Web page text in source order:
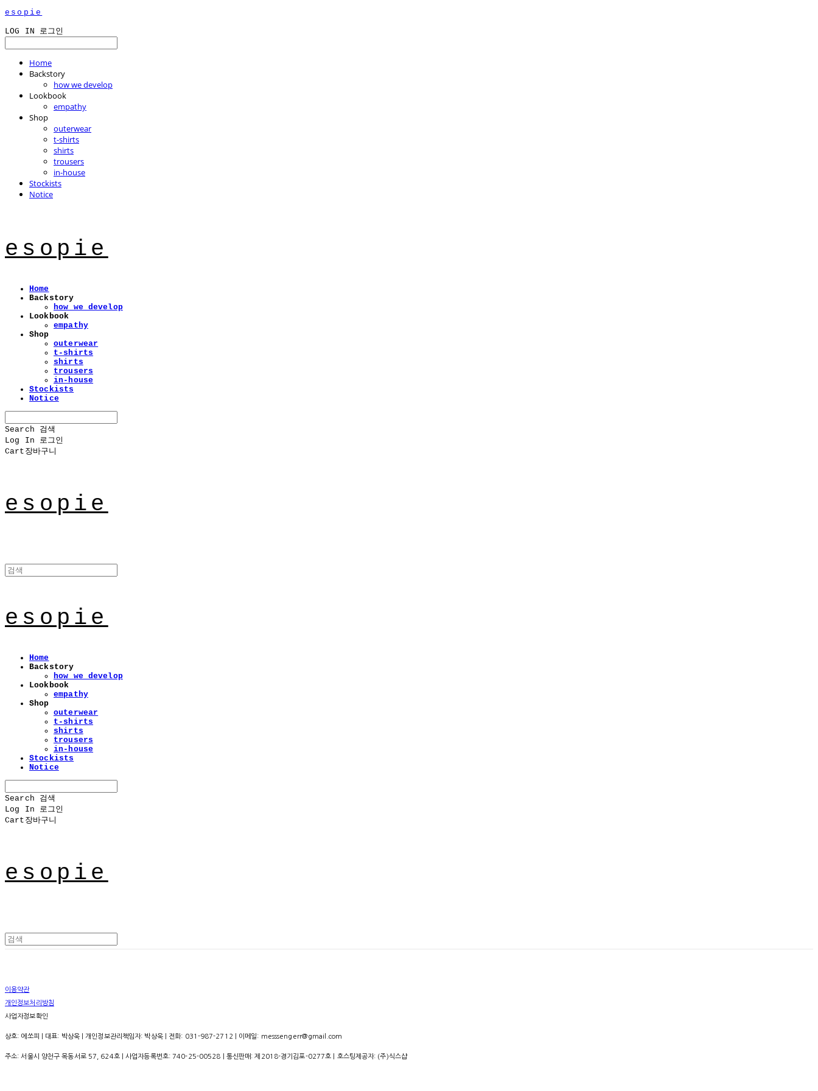
esopie
LOG IN 로그인
Home
Backstory
how we develop
Lookbook
empathy
Shop
outerwear
t-shirts
shirts
trousers
in-house
Stockists
Notice
esopie
Home
Backstory
how we develop
Lookbook
empathy
Shop
outerwear
t-shirts
shirts
trousers
in-house
Stockists
Notice
Search
검색
Log In
로그인
Cart 장바구니
esopie
esopie
Home
Backstory
how we develop
Lookbook
empathy
Shop
outerwear
t-shirts
shirts
trousers
in-house
Stockists
Notice
Search
검색
Log In
로그인
Cart 장바구니
esopie
이용약관
개인정보처리방침
사업자정보확인
상호: 에쏘피 | 대표: 박상욱 | 개인정보관리책임자: 박상욱 | 전화: 031-987-2712 | 이메일: messsengerr@gmail.com
주소: 서울시 양천구 목동서로 57, 624호 | 사업자등록번호:740-25-00528 | 통신판매:제2018-경기김포-0277호 | 호스팅제공자: (주)식스샵